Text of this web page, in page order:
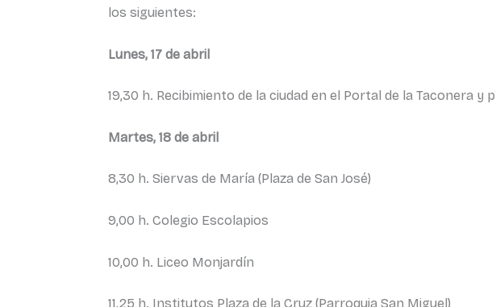
los siguientes:
Lunes, 17 de abril
19,30 h. Recibimiento de la ciudad en el Portal de la Taconera
Martes, 18 de abril
8,30 h. Siervas de María (Plaza de San José)
9,00 h. Colegio Escolapios
10,00 h. Liceo Monjardín
11,25 h. Institutos Plaza de la Cruz (Parroquia San Miguel)